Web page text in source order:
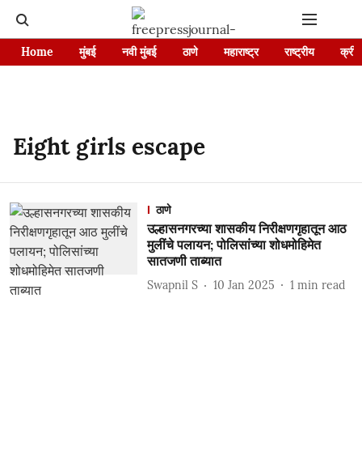
Home मुंबई नवी मुंबई ठाणे महाराष्ट्र राष्ट्रीय
Eight girls escape
ठाणे
उल्हासनगरच्या शासकीय निरीक्षणगृहातून आठ
मुलींचे पलायन; पोलिसांच्या शोधमोहिमेत
सातजणी ताब्यात
Swapnil S 10 Jan 2025 1 min read